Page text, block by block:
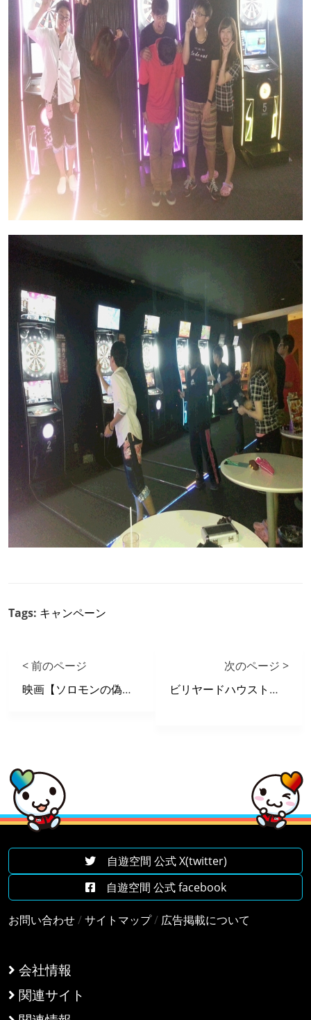
Tags: キャンペーン
< 前のページ
映画【ソロモンの偽証】 X 自遊空間 タイアップキャンペーン
次のページ >
ビリヤードハウストーナメントin宇都宮上横田店
会社情報
関連サイト
自遊空間 公式 X(twitter)
自遊空間 公式 facebook
お問い合わせ/サイトマップ/ 広告掲載について